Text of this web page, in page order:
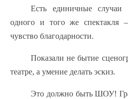
Есть единичные случаи
одного и того же спектакля
чувство благодарности.
Показали не бытие
театре, а умение делать эскиз.
Это должно быть ШОУ!